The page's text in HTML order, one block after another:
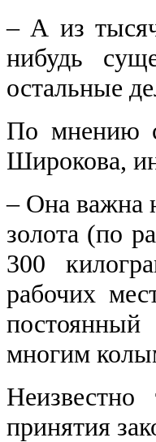
‒ А из
нибудь
остальные
По мнению
Широкова,
‒ Она важна
золота (по
300
рабочих
многим
принятия